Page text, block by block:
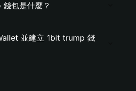
包是什麼？
並建立 1bit trump 錢